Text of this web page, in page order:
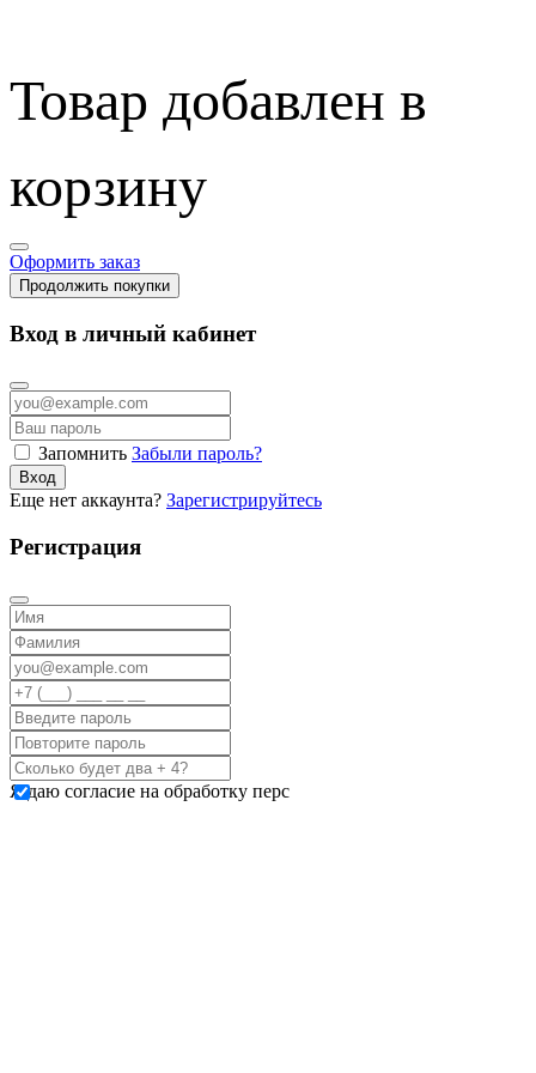
Товар добавлен в
корзину
Оформить заказ
Продолжить покупки
Вход в личный кабинет
Запомнить Забыли пароль?
Вход
Еще нет аккаунта? Зарегистрируйтесь
Регистрация
Я даю согласие на обработку перс